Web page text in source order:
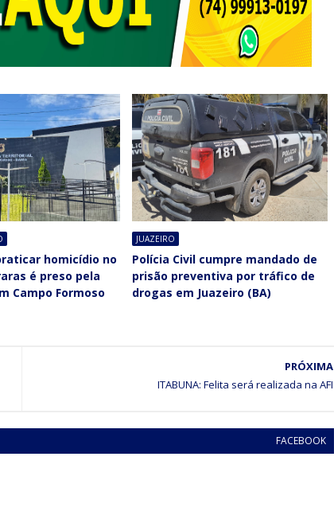
homicídio no
é preso pela
Campo Formoso
JUAZEIRO
Polícia Civil cumpre mandado de
prisão preventiva por tráfico de
drogas em Juazeiro (BA)
PRÓXIMA
FACEBOOK